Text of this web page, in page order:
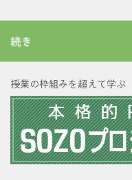
続き
授業の枠組みを超えて学ぶ